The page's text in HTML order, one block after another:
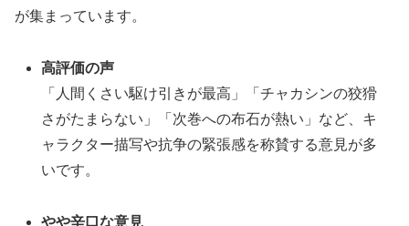
が集まっています。
高評価の声
「人間くさい駆け引きが最高」「チャカシンの狡猾
さがたまらない」「次巻への布石が熱い」など、キ
ャラクター描写や抗争の緊張感を称賛する意見が多
いです。
やや辛口な意見